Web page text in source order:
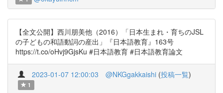
【全文公開】西川朋美他（2016）「日本生まれ・育ちのJSL
の子どもの和語動詞の産出」『日本語教育』163号
https://t.co/oHvj9GjsKu #日本語教育 #日本語教育論文
2023-01-07 12:00:03 @NKGgakkaishi (投稿一覧)
1